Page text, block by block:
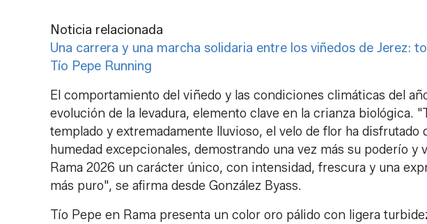
Noticia relacionada
Una carrera y una marcha solidaria entre los viñedos de Jerez:
Tío Pepe Running
El comportamiento del viñedo y las condiciones climáticas del
evolución de la levadura, elemento clave en la crianza biológica.
templado y extremadamente lluvioso, el velo de flor ha
humedad excepcionales, demostrando una vez más su poderío y
Rama 2026 un carácter único, con intensidad, frescura y una
más puro", se afirma desde González Byass.
Tío Pepe en Rama presenta un color oro pálido con ligera